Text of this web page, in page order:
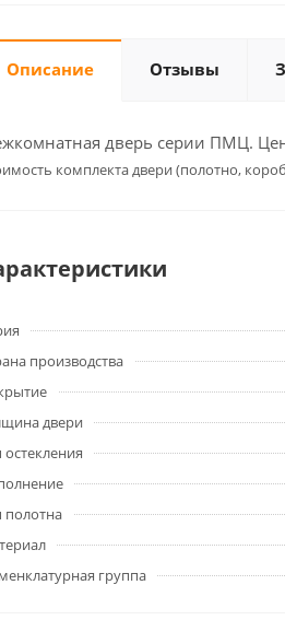
Описание Отзывы
дверь серии ПМЦ.
комплекта двери (полотно,
производства
двери
остекления
полотна
группа